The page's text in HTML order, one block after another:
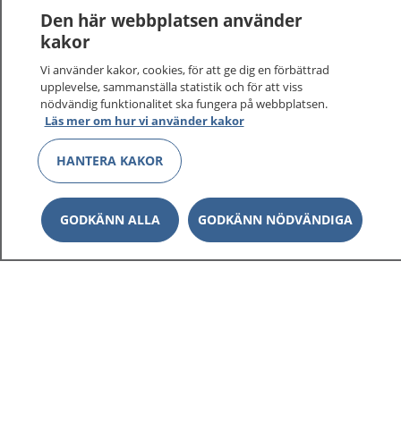
På 1177.se får du råd om hälsa och information om
sjukdomar och vilka mottagningar du kan kontakta.
Logga in för att läsa din journal och göra dina
vårdärenden. Ring telefonnummer 1177 för
sjukvårdsrådgivning dygnet runt.
1177 ger dig råd när du vill må bättre.
1177 på flera språk Show
Den här webbplatsen använder
kakor
Vi använder kakor, cookies, för att ge dig en förbättrad
upplevelse, sammanställa statistik och för att viss
nödvändig funktionalitet ska fungera på webbplatsen.
Läs mer om hur vi använder kakor
HANTERA KAKOR
GODKÄNN NÖDVÄNDIGA
GODKÄNN ALLA